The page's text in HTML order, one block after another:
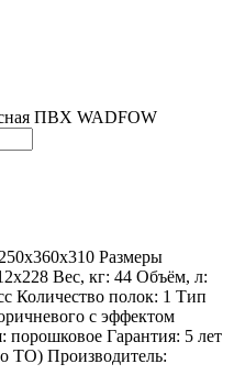
ПВХ WADFOW
Размеры
Вес, кг: 44 Объём, л:
Количество полок: 1 Тип
с эффектом
Гарантия: 5 лет
ТО) Производитель: